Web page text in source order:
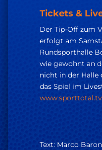
Tickets &
Der Tip-Off zum
erfolgt am
Rundsporthalle
wie gewohnt an
nicht in der Halle
das Spiel im
www.sporttotal.tv
Text: Marco